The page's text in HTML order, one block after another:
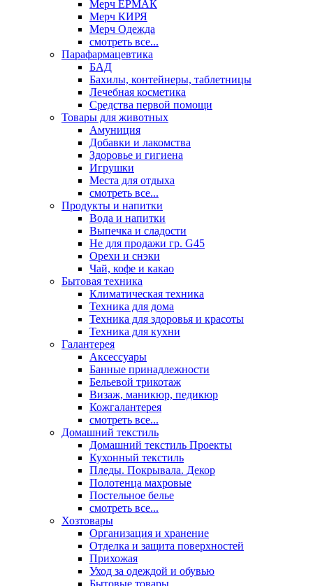
Мерч ЕРМАК
Мерч КИРЯ
Мерч Одежда
смотреть все...
Парафармацевтика
БАД
Бахилы, контейнеры, таблетницы
Лечебная косметика
Средства первой помощи
Товары для животных
Амуниция
Добавки и лакомства
Здоровье и гигиена
Игрушки
Места для отдыха
смотреть все...
Продукты и напитки
Вода и напитки
Выпечка и сладости
Не для продажи гр. G45
Орехи и снэки
Чай, кофе и какао
Бытовая техника
Климатическая техника
Техника для дома
Техника для здоровья и красоты
Техника для кухни
Галантерея
Аксессуары
Банные принадлежности
Бельевой трикотаж
Визаж, маникюр, педикюр
Кожгалантерея
смотреть все...
Домашний текстиль
Домашний текстиль Проекты
Кухонный текстиль
Пледы. Покрывала. Декор
Полотенца махровые
Постельное белье
смотреть все...
Хозтовары
Организация и хранение
Отделка и защита поверхностей
Прихожая
Уход за одеждой и обувью
Бытовые товары